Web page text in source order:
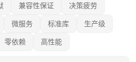
兼容性保证 决策疲劳
微服务 标准库 生产级
零依赖 高性能